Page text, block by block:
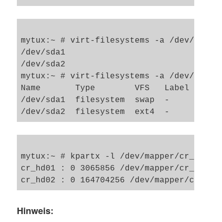
mytux:~ # virt-filesystems -a /dev/
/dev/sda1
/dev/sda2
mytux:~ # virt-filesystems -a /dev/
Name       Type        VFS   Label
/dev/sda1  filesystem  swap  -
mytux:~ # kpartx -l /dev/mapper/cr_hd0
cr_hd01 : 0 3065856 /dev/mapper/cr_hd0
Hinweis: